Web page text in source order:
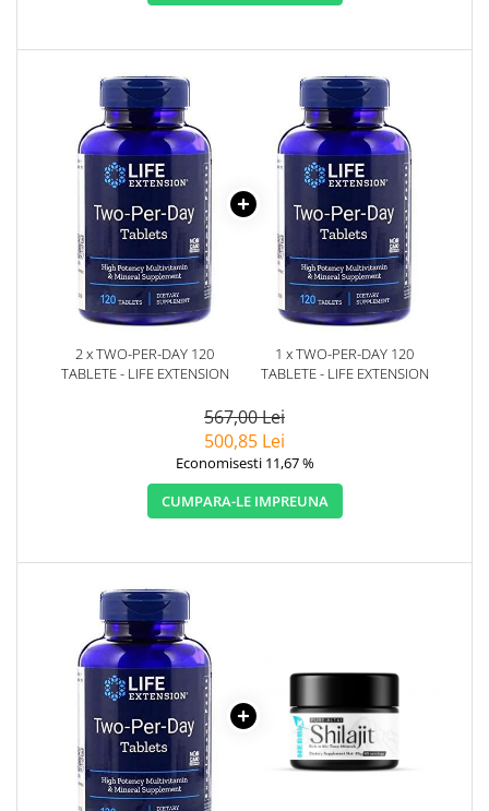
2 x TWO-PER-DAY 120
TABLETE - LIFE EXTENSION
1 x TWO-PER-DAY 120
TABLETE - LIFE EXTENSION
567,00 Lei
500,85 Lei
Economisesti 11,67 %
CUMPARA-LE IMPREUNA